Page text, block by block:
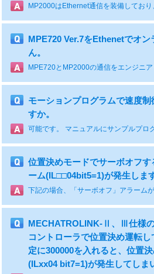
MPE720 Ver.7をEthenetでオ
ん。
モーションプログラムで速度
すか。
位置決めモードでサーボオフす
ーム(IL□□04bit5=1)が発生します
MECHATROLINK-Ⅱ、Ⅲ仕様
コントローラで位置決め運転
定に300000を入れると、位置
(ILxx04 bit7=1)が発生してしま